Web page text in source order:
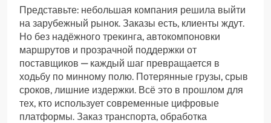
Представьте: небольшая компания решила выйти
на зарубежный рынок. Заказы есть, клиенты ждут.
Но без надёжного трекинга, автокомпоновки
маршрутов и прозрачной поддержки от
поставщиков — каждый шаг превращается в
ходьбу по минному полю. Потерянные грузы, срыв
сроков, лишние издержки. Всё это в прошлом для
тех, кто использует современные цифровые
платформы. Заказ транспорта, обработка